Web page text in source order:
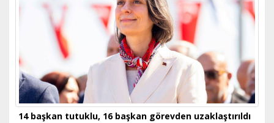
14 başkan tutuklu, 16 başkan görevden uzaklaştırıldı